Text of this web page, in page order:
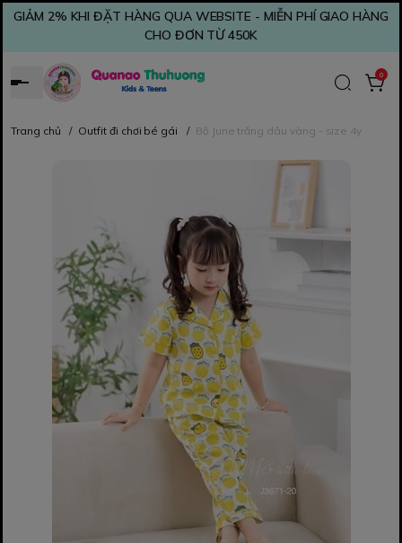
GIẢM 2% KHI ĐẶT HÀNG QUA WEBSITE - MIỄN PHÍ GIAO HÀNG
CHO ĐƠN TỪ 450K
0
Trang chủ / Outfit đi chơi bé gái / Bộ June trắng dâu vàng - size 4y